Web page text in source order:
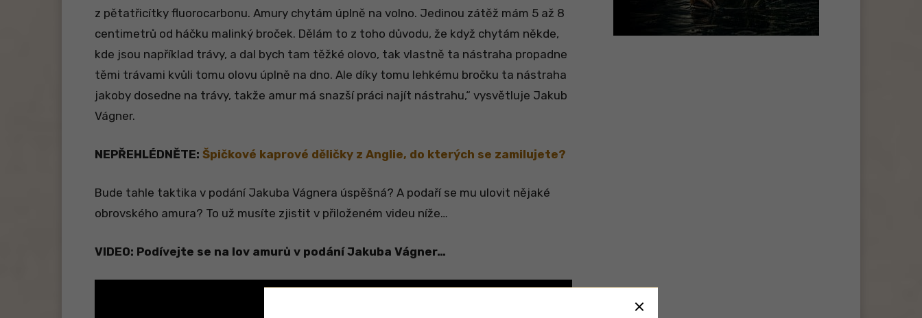
z pětatřicítky fluorocarbonu. Amury chytám úplně na volno. Jedinou zátěž mám 5 až 8
centimetrů od háčku malinký broček. Dělám to z toho důvodu, že když chytám někde,
kde jsou například trávy, a dal bych tam těžké olovo, tak vlastně ta nástraha propadne
těmi trávami kvůli tomu olovu úplně na dno. Ale díky tomu lehkému bročku ta nástraha
jakoby dosedne na trávy, takže amur má snazší práci najít nástrahu,“ vysvětluje Jakub
Vágner.
NEPŘEHLÉDNĚTE: Špičkové kaprové děličky z Anglie, do kterých se zamilujete?
Bude tahle taktika v podání Jakuba Vágnera úspěšná? A podaří se mu ulovit nějaké
obrovského amura? To už musíte zjistit v přiloženém videu níže…
VIDEO: Podívejte se na lov amurů v podání Jakuba Vágner…